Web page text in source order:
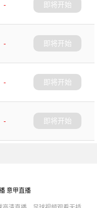
-
即将开始
-
即将开始
-
即将开始
-
即将开始
意甲直播